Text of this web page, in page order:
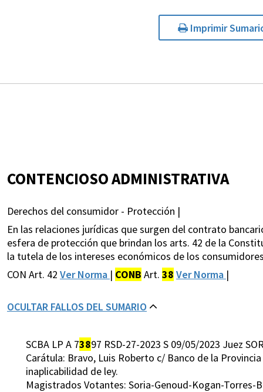
Imprimir
CONTENCIOSO ADMINISTRATIVA
Derechos del consumidor - Protección |
En las relaciones jurídicas que surgen del contrato
esfera de protección que brindan los arts. 42 de la
la tutela de los intereses económicos de los
CON Art. 42 Ver Norma | CONB Art. 38 Ver Norma |
OCULTAR FALLOS DEL SUMARIO
SCBA LP A 73897 RSD-27-2023 S 09/05/2023 Juez
Carátula: Bravo, Luis Roberto c/ Banco de la
inaplicabilidad de ley.
Magistrados Votantes: Soria-Genoud-Kogan-Torres-